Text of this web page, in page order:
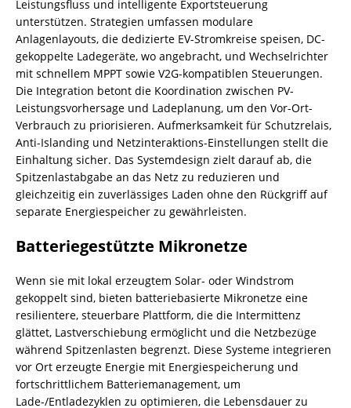
Leistungsfluss und intelligente Exportsteuerung
unterstützen. Strategien umfassen modulare
Anlagenlayouts, die dedizierte EV-Stromkreise speisen, DC-
gekoppelte Ladegeräte, wo angebracht, und Wechselrichter
mit schnellem MPPT sowie V2G-kompatiblen Steuerungen.
Die Integration betont die Koordination zwischen PV-
Leistungsvorhersage und Ladeplanung, um den Vor-Ort-
Verbrauch zu priorisieren. Aufmerksamkeit für Schutzrelais,
Anti-Islanding und Netzinteraktions-Einstellungen stellt die
Einhaltung sicher. Das Systemdesign zielt darauf ab, die
Spitzenlastabgabe an das Netz zu reduzieren und
gleichzeitig ein zuverlässiges Laden ohne den Rückgriff auf
separate Energiespeicher zu gewährleisten.
Batteriegestützte Mikronetze
Wenn sie mit lokal erzeugtem Solar- oder Windstrom
gekoppelt sind, bieten batteriebasierte Mikronetze eine
resilientere, steuerbare Plattform, die die Intermittenz
glättet, Lastverschiebung ermöglicht und die Netzbezüge
während Spitzenlasten begrenzt. Diese Systeme integrieren
vor Ort erzeugte Energie mit Energiespeicherung und
fortschrittlichem Batteriemanagement, um
Lade-/Entladezyklen zu optimieren, die Lebensdauer zu